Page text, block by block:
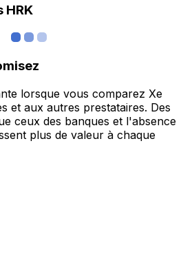
HRK
lorsque vous comparez Xe
et aux autres prestataires. Des
ceux des banques et l'absence
plus de valeur à chaque